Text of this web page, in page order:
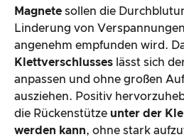
Magnete sollen die
Linderung von
angenehm empfunden wird.
Klettverschlusses lässt sich
anpassen und ohne großen
ausziehen. Positiv
die Rückenstütze unter der
werden kann, ohne stark